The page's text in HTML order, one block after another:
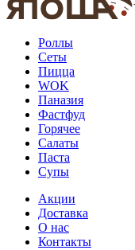
Роллы
Сеты
Пицца
WOK
Паназия
Фастфуд
Горячее
Салаты
Паста
Супы
Акции
Доставка
О нас
Контакты